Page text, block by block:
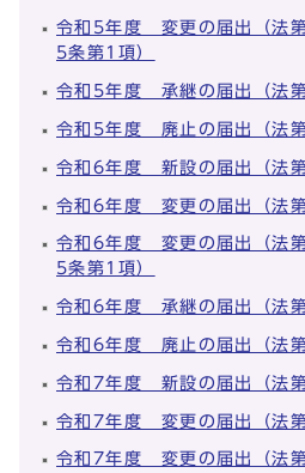
令和5年度 変更の届出（法
5条第1項）
令和5年度 承継の届出（法
令和5年度 廃止の届出（法
令和6年度 新設の届出（法
令和6年度 変更の届出（法
令和6年度 変更の届出（法
5条第1項）
令和6年度 承継の届出（法
令和6年度 廃止の届出（法
令和7年度 新設の届出（法
令和7年度 変更の届出（法
令和7年度 変更の届出（法